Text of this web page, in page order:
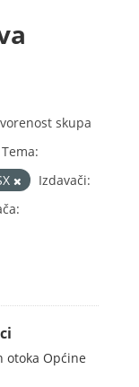
skupa
Tema:
Izdavači:
otoka Općine